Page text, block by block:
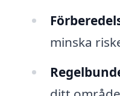
minska